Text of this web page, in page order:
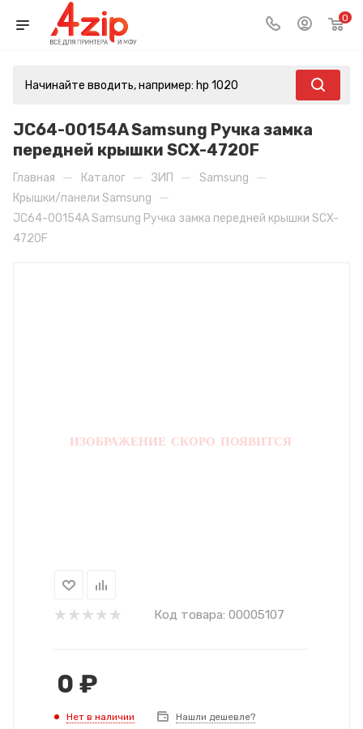
0
JC64-00154A Samsung Ручка замка
передней крышки SCX-4720F
Главная — Каталог — ЗИП — Samsung —
Крышки/панели Samsung —
JC64-00154A Samsung Ручка замка передней крышки SCX-
4720F
Код товара: 00005107
0 ₽
Нет в наличии Нашли дешевле?